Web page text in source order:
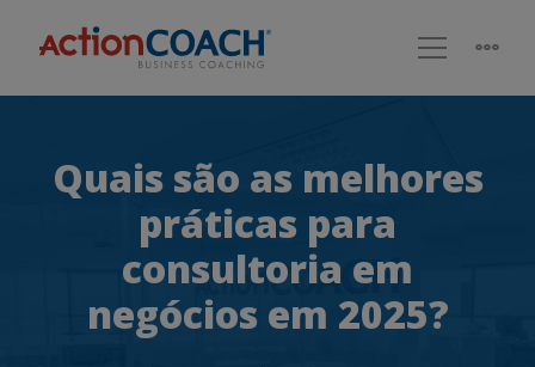
Quais são as melhores
práticas para
consultoria em
negócios em 2025?